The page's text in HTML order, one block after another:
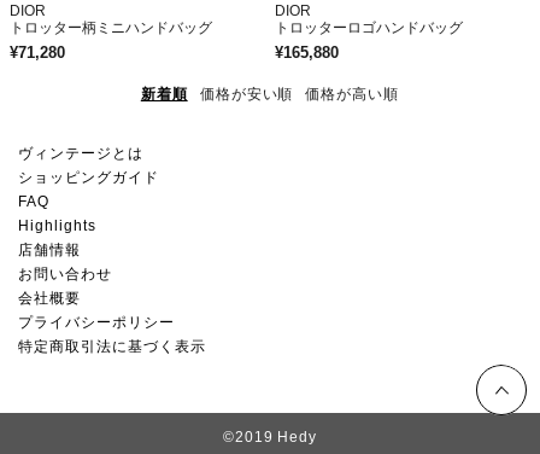
DIOR
トロッター柄ミニハンドバッグ
¥71,280
DIOR
トロッターロゴハンドバッグ
¥165,880
新着順 価格が安い順 価格が高い順
ヴィンテージとは
ショッピングガイド
FAQ
Highlights
店舗情報
お問い合わせ
会社概要
プライバシーポリシー
特定商取引法に基づく表示
©2019 Hedy